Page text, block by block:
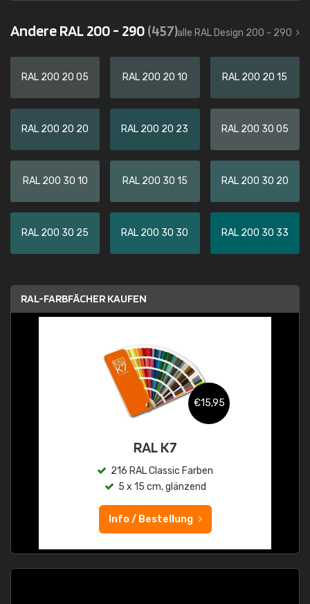
Andere RAL 200 - 290(457)alle RAL Design 200 - 290
RAL 200 20 05 RAL 200 20 10 RAL 200 20 15
RAL 200 20 20 RAL 200 20 23 RAL 200 30 05
RAL 200 30 10 RAL 200 30 15 RAL 200 30 20
RAL 200 30 25 RAL 200 30 30 RAL 200 30 33
RAL-FARBFÄCHER KAUFEN
€15,95
RAL K7
216 RAL Classic Farben
5 x 15 cm, glänzend
Info / Bestellung